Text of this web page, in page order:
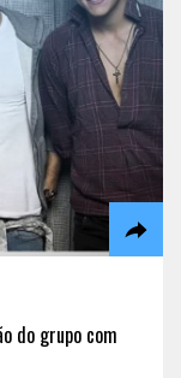
do grupo com